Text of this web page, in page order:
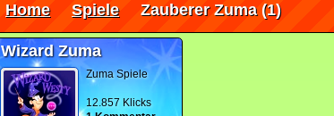
Home Spiele Zauberer Zuma(1)
Wizard Zuma
Zuma Spiele
12.857 Klicks